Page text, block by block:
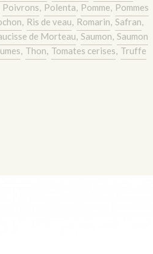
Poivrons, Polenta, Pomme, Pommes
, Ris de veau, Romarin, Safran,
de Morteau, Saumon, Saumon
, Thon, Tomates cerises, Truffe